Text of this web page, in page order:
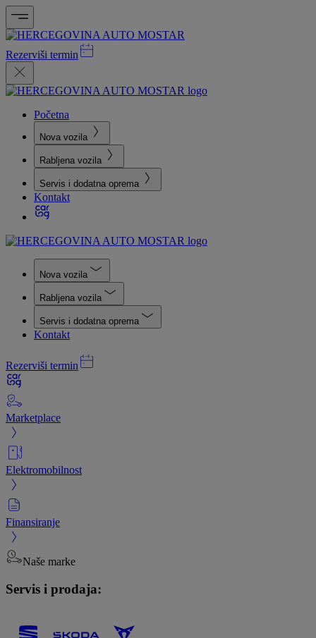
Rezerviši termin
Početna
Nova vozila
Rabljena vozila
Servis i dodatna oprema
Kontakt
Nova vozila
Rabljena vozila
Servis i dodatna oprema
Kontakt
Rezerviši termin
Marketplace
Elektromobilnost
Finansiranje
Naše marke
Servis i prodaja: